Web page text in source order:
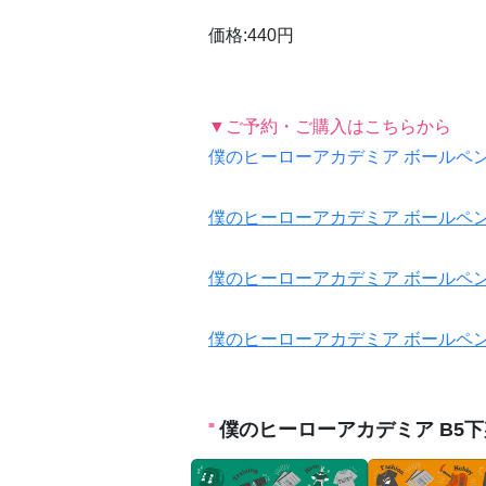
価格:440円
▼ご予約・ご購入はこちらから
僕のヒーローアカデミア ボールペ
僕のヒーローアカデミア ボールペ
僕のヒーローアカデミア ボールペ
僕のヒーローアカデミア ボールペ
僕のヒーローアカデミア B5